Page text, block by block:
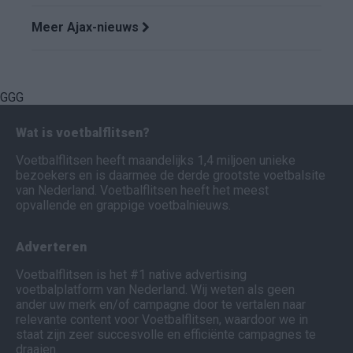
Meer Ajax-nieuws
GGG
Wat is voetbalflitsen?
Voetbalflitsen heeft maandelijks 1,4 miljoen unieke
bezoekers en is daarmee de derde grootste voetbalsite
van Nederland. Voetbalflitsen heeft het meest
opvallende en grappige voetbalnieuws.
Adverteren
Voetbalflitsen is het #1 native advertising
voetbalplatform van Nederland. Wij weten als geen
ander uw merk en/of campagne door te vertalen naar
relevante content voor Voetbalflitsen, waardoor we in
staat zijn zeer succesvolle en efficiënte campagnes te
draaien.